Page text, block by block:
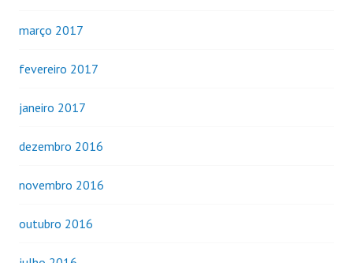
março 2017
fevereiro 2017
janeiro 2017
dezembro 2016
novembro 2016
outubro 2016